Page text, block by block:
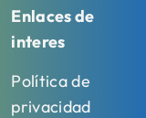
Enlaces de
interes
Política de
privacidad